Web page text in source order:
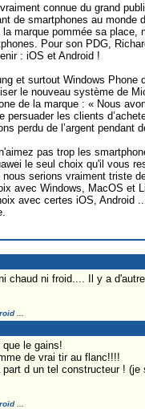
connue du grand
de smartphones au monde
marque pommée sa place,
Pour son PDG,
: iOS et Android !
et surtout Windows Phone
le nouveau système de
de la marque : « Nous
les clients
perdu de l’argent pendant
pas trop les
le seul choix qu'il vous
serions vraiment triste
avec Windows, MacOS et
avec certes iOS, Android
chaud ni froid.... Il y a
...
le gains!
de vrai tir au flanc!!!!
d un tel constructeur ! (je
...